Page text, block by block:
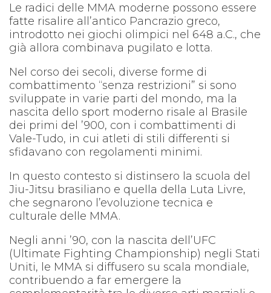
Le radici delle MMA moderne possono essere
fatte risalire all’antico Pancrazio greco,
introdotto nei giochi olimpici nel 648 a.C., che
già allora combinava pugilato e lotta.
Nel corso dei secoli, diverse forme di
combattimento “senza restrizioni” si sono
sviluppate in varie parti del mondo, ma la
nascita dello sport moderno risale al Brasile
dei primi del ’900, con i combattimenti di
Vale-Tudo, in cui atleti di stili differenti si
sfidavano con regolamenti minimi.
In questo contesto si distinsero la scuola del
Jiu-Jitsu brasiliano e quella della Luta Livre,
che segnarono l’evoluzione tecnica e
culturale delle MMA.
Negli anni ’90, con la nascita dell’UFC
(Ultimate Fighting Championship) negli Stati
Uniti, le MMA si diffusero su scala mondiale,
contribuendo a far emergere la